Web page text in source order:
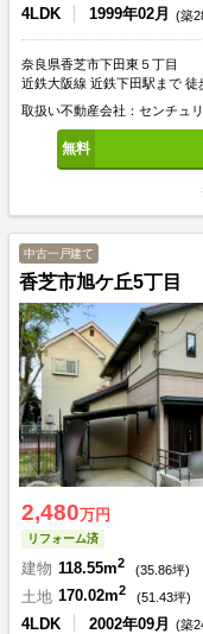
4LDK 1999年02月 (築
奈良県香芝市下田東５丁目
近鉄大阪線 近鉄下田駅まで 徒
取扱い不動産会社：センチ
中古一戸建て
香芝市旭ケ丘5丁目
2,480万円
リフォーム済
建物 118.55m2 (35.86坪)
土地 170.02m2 (51.43坪)
4LDK 2002年09月 (築